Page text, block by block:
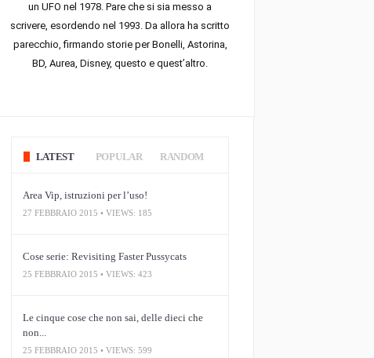
un UFO nel 1978. Pare che si sia messo a
scrivere, esordendo nel 1993. Da allora ha scritto
parecchio, firmando storie per Bonelli, Astorina,
BD, Aurea, Disney, questo e quest’altro.
LATEST POPULAR RANDOM
Area Vip, istruzioni per l’uso!
27 FEBBRAIO 2015 • VIEWS: 185
Cose serie: Revisiting Faster Pussycats
25 FEBBRAIO 2015 • VIEWS: 423
Le cinque cose che non sai, delle dieci che
non...
25 FEBBRAIO 2015 • VIEWS: 599